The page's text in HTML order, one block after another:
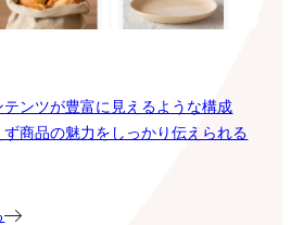
ンツが豊富に見えるような構成
商品の魅力をしっかり伝えられる